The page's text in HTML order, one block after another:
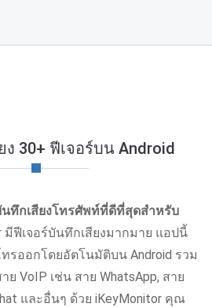
ง 30+ ฟีเจอร์บน Android
ทึกเสียงโทรศัพท์ที่ดีที่สุดสำหรับ
มีฟีเจอร์บันทึกเสียงมากมาย แอปนี้
รออกโดยอัตโนมัติบน Android รวม
VoIP เช่น สาย WhatsApp, สาย
และอื่นๆ ด้วย iKeyMonitor คุณ